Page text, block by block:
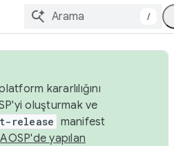
/
kararlılığını
oluşturmak ve
release manifest
AOSP'de yapılan